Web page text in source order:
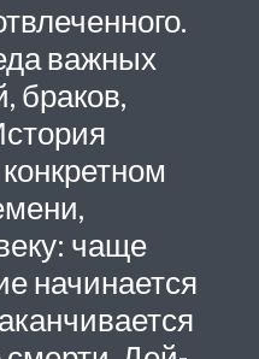
важных
браков,
чаще
начинается